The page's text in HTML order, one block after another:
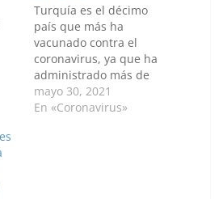
Turquía es el décimo
país que más ha
vacunado contra el
coronavirus, ya que ha
administrado más de
28,81 millones de dosis
hasta la fecha. Por:
mayo 30, 2021
En «Coronavirus»